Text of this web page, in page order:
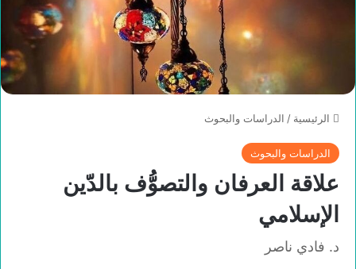
الرئيسية / الدراسات والبحوث
الدراسات والبحوث
علاقة العرفان والتصوُّف بالدّين
الإسلامي
د. فادي ناصر